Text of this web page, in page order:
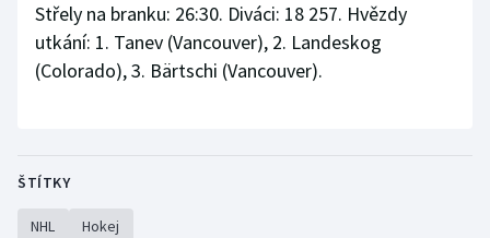
Střely na branku: 26:30. Diváci: 18 257. Hvězdy
utkání: 1. Tanev (Vancouver), 2. Landeskog
(Colorado), 3. Bärtschi (Vancouver).
ŠTÍTKY
NHL Hokej